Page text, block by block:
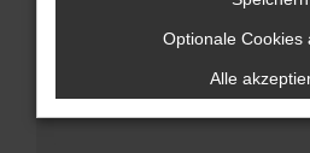
hast, kontaktiere uns bitte.
versuchen, das Problem
uns diesen Text schicken,
Optionale Cookies
Alle